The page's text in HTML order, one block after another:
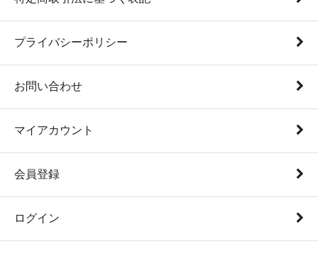
プライバシーポリシー
お問い合わせ
マイアカウント
会員登録
ログイン